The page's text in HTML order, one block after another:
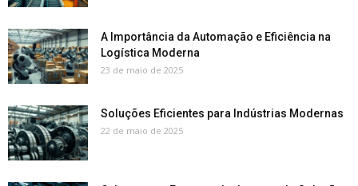
A Importância da Automação e Eficiência na
Logística Moderna
23 de maio de 2025
Soluções Eficientes para Indústrias Modernas
22 de maio de 2025